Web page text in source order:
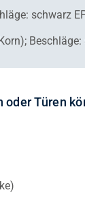
schwarz
Türen